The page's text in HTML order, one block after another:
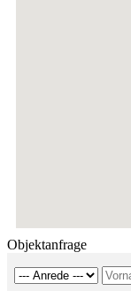
Objektanfrage